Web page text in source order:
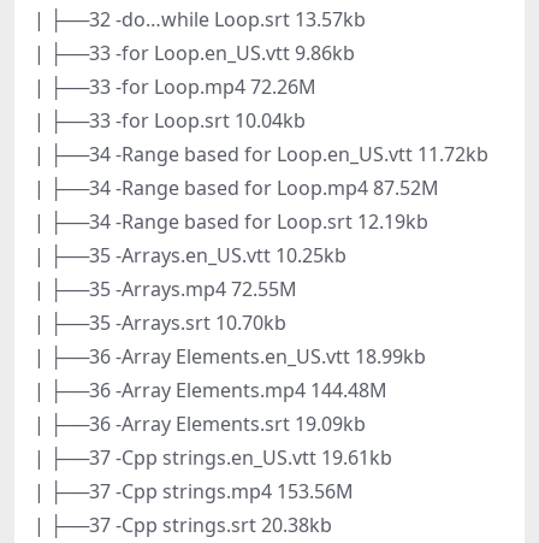
| ├──32 -do…while Loop.srt 13.57kb
| ├──33 -for Loop.en_US.vtt 9.86kb
| ├──33 -for Loop.mp4 72.26M
| ├──33 -for Loop.srt 10.04kb
| ├──34 -Range based for Loop.en_US.vtt 11.72kb
| ├──34 -Range based for Loop.mp4 87.52M
| ├──34 -Range based for Loop.srt 12.19kb
| ├──35 -Arrays.en_US.vtt 10.25kb
| ├──35 -Arrays.mp4 72.55M
| ├──35 -Arrays.srt 10.70kb
| ├──36 -Array Elements.en_US.vtt 18.99kb
| ├──36 -Array Elements.mp4 144.48M
| ├──36 -Array Elements.srt 19.09kb
| ├──37 -Cpp strings.en_US.vtt 19.61kb
| ├──37 -Cpp strings.mp4 153.56M
| ├──37 -Cpp strings.srt 20.38kb